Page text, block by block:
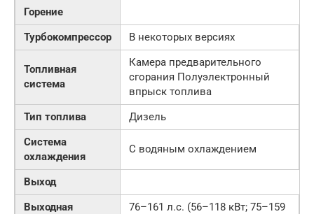
Горение
Турбокомпрессор
В некоторых версиях
Топливная
система
Камера предварительного
сгорания Полуэлектронный
впрыск топлива
Тип топлива
Дизель
Система
охлаждения
С водяным охлаждением
Выход
Выходная
76–161 л.с. (56–118 кВт; 75–159